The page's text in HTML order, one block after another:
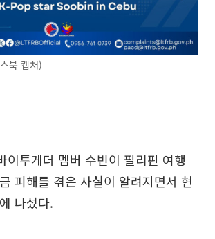
북 캡처)
이투게더 멤버 수빈이 필리핀 여행
피해를 겪은 사실이 알려지면서 현
나섰다.